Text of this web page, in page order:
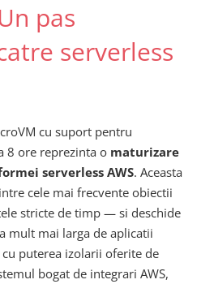
pas
serverless
cu suport pentru
8 ore reprezinta o maturizare
serverless AWS. Aceasta
cele mai frecvente obiectii
stricte de timp — si deschide
mult mai larga de aplicatii
puterea izolarii oferite de
bogat de integrari AWS,